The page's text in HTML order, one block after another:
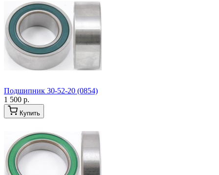
Подшипник 30-52-20 (0854)
1 500 р.
Купить